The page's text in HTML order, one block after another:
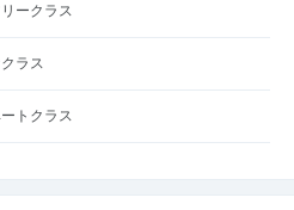
ークラス
ラス
トクラス